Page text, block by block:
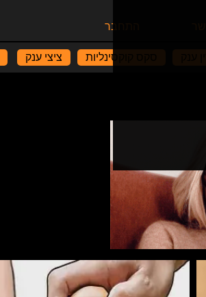
התחבר
סקס קוקסינליות ציצי ענק